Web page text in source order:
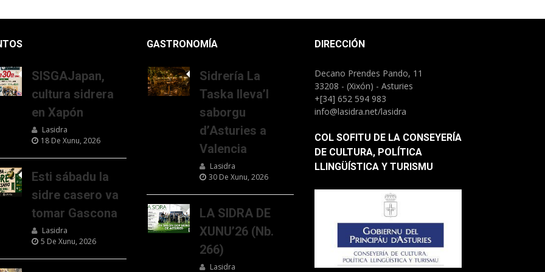
SISGAJapan,
cultura sidrera
en Xapón
Lasidra
18 De Xunu, 2026
Esti sábadu la
sidre casero va
tomar Gascona
Lasidra
5 De Xunu, 2026
GASTRONOMÍA
Sidrería La
Taska lleva’l
saborgu
d’Asturies a
Valencia
Lasidra
30 De Xunu, 2026
LA SIDRA DE
XUNU’26 (Nb.
266)
Lasidra
DIRECCIÓN
Decano Prendes Pando, 11
33208 - (Xixón) - Asturies
+[34] 652 594 983
info@lasidra.net/lasidra
COL SOFITU DE LA CONSEYERÍA
DE CULTURA, POLÍTICA
LLINGÜÍSTICA Y TURISMU